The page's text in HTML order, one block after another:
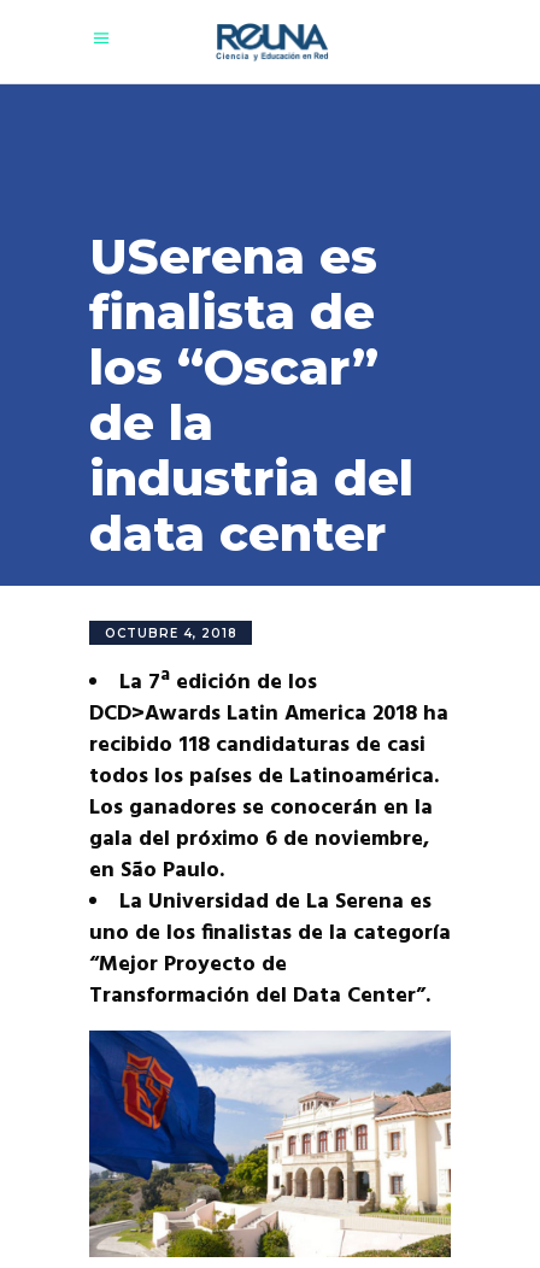
USerena es
finalista de
los “Oscar”
de la
industria del
data center
OCTUBRE 4, 2018
La 7ª edición de los
DCD>Awards Latin America 2018 ha
recibido 118 candidaturas de casi
todos los países de Latinoamérica.
Los ganadores se conocerán en la
gala del próximo 6 de noviembre,
en São Paulo.
La Universidad de La Serena es
uno de los finalistas de la categoría
“Mejor Proyecto de
Transformación del Data Center”.